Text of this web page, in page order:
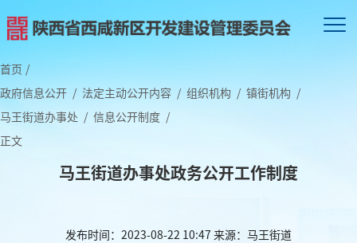
首页 /
政府信息公开 / 法定主动公开内容 / 组织机构 / 镇街机构 /
马王街道办事处 / 信息公开制度 /
正文
马王街道办事处政务公开工作制度
发布时间：2023-08-22 10:47 来源：马王街道